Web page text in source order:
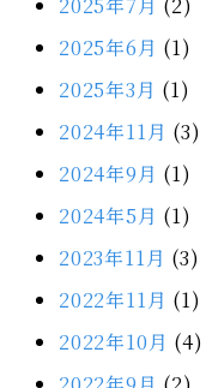
2025年6月 (1)
2025年3月 (1)
2024年11月 (3)
2024年9月 (1)
2024年5月 (1)
2023年11月 (3)
2022年11月 (1)
2022年10月 (4)